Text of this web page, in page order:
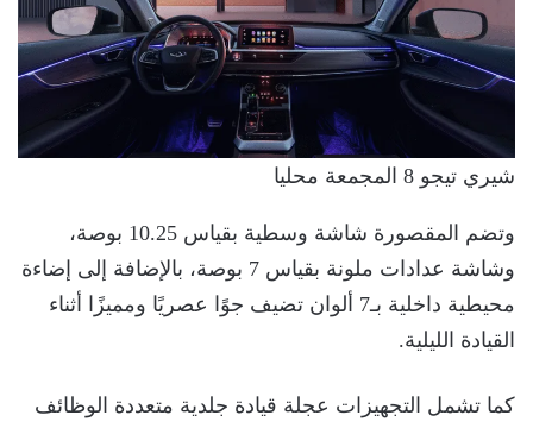
شيري تيجو 8 المجمعة محليا
وتضم المقصورة شاشة وسطية بقياس 10.25 بوصة،
وشاشة عدادات ملونة بقياس 7 بوصة، بالإضافة إلى إضاءة
محيطية داخلية بـ7 ألوان تضيف جوًا عصريًا ومميزًا أثناء
القيادة الليلية.
كما تشمل التجهيزات عجلة قيادة جلدية متعددة الوظائف